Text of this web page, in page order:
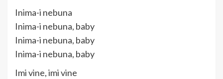
Inima-i nebuna
Inima-i nebuna, baby
Inima-i nebuna, baby
Inima-i nebuna, baby
Imi vine, imi vine